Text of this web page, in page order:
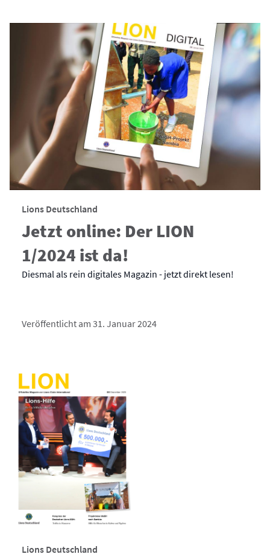
Lions Deutschland
Jetzt online: Der LION
1/2024 ist da!
Diesmal als rein digitales Magazin - jetzt direkt lesen!
Veröffentlicht am 31. Januar 2024
Lions Deutschland